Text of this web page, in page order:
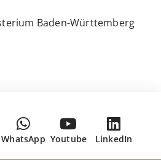
Baden-Württemberg
WhatsApp Youtube LinkedIn